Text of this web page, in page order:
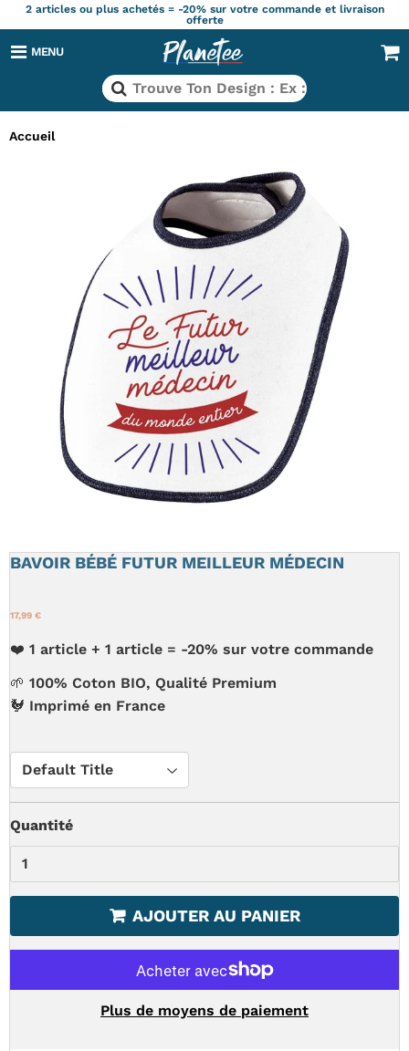
2 articles ou plus achetés = -20% sur votre commande et livraison
offerte
MENU
Accueil
BAVOIR BÉBÉ FUTUR MEILLEUR MÉDECIN
17,99 €
❤️ 1 article + 1 article = -20% sur votre commande
🌱 100% Coton BIO, Qualité Premium
🐓 Imprimé en France
Quantité
AJOUTER AU PANIER
Plus de moyens de paiement